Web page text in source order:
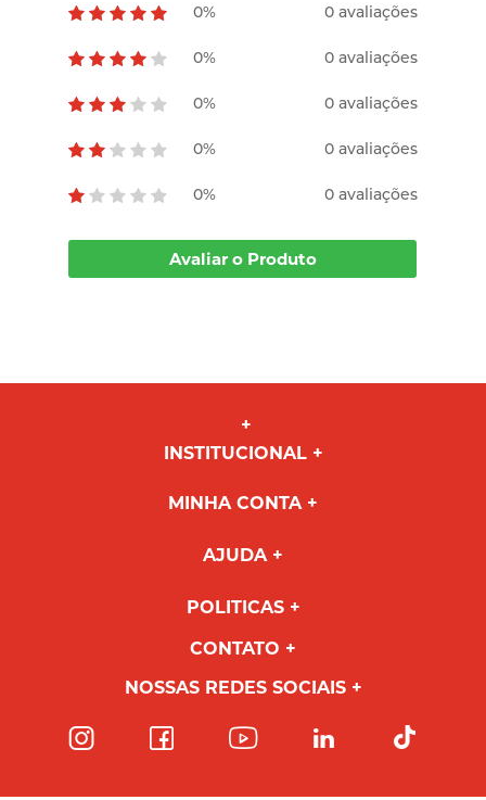
0% 0 avaliações
0% 0 avaliações
0% 0 avaliações
0% 0 avaliações
0% 0 avaliações
Avaliar o Produto
INSTITUCIONAL
MINHA CONTA
AJUDA
POLITICAS
CONTATO
NOSSAS REDES SOCIAIS